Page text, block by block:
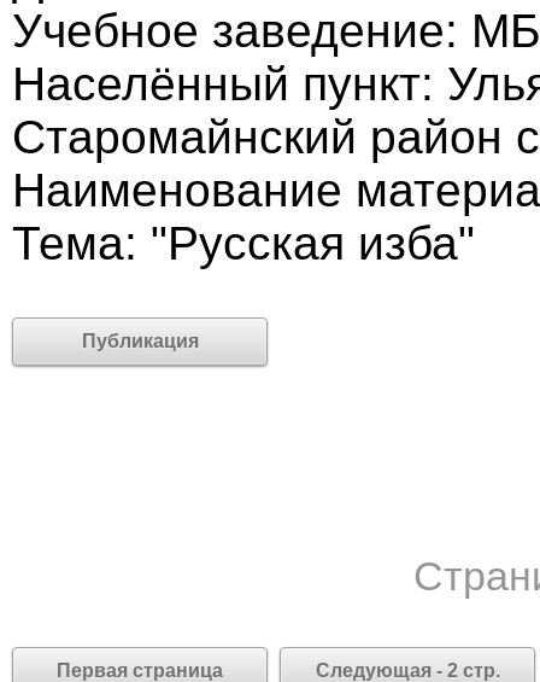
Учебное заведение:
Населённый пункт:
Старомайнский район
Наименование
Тема: "Русская изба"
Публикация
Первая страница Следующая - 2 стр.